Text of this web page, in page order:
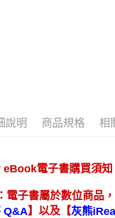
說明 商品規格 相
電子書購買須
電子書屬於數位商品
Q&A】以及 【灰熊